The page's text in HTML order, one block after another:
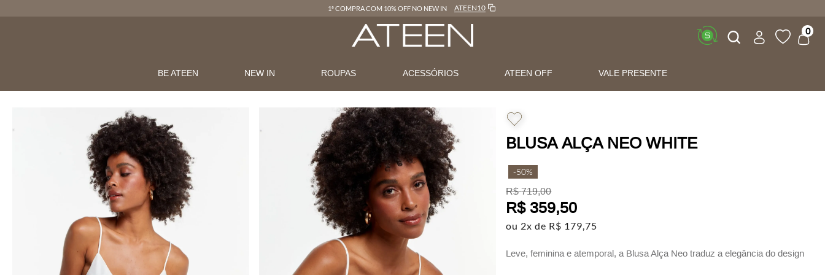
1ª COMPRA COM 10% OFF NO NEW IN ATEEN10
Buscar 0
BE ATEEN NEW IN ROUPAS ACESSÓRIOS ATEEN OFF VALE PRESENTE
BLUSA ALÇA NEO WHITE
-50%
R$ 719,00
R$ 359,50
ou 2x de R$ 179,75
Leve, feminina e atemporal, a Blusa Alça Neo traduz a elegância do design